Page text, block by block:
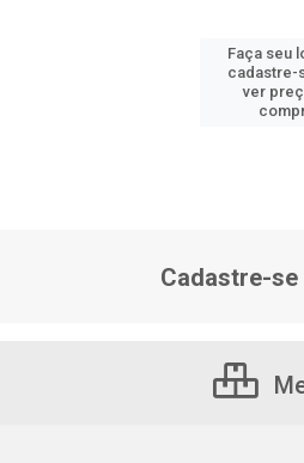
Faça seu
cadastre-
ver
Cadastre-